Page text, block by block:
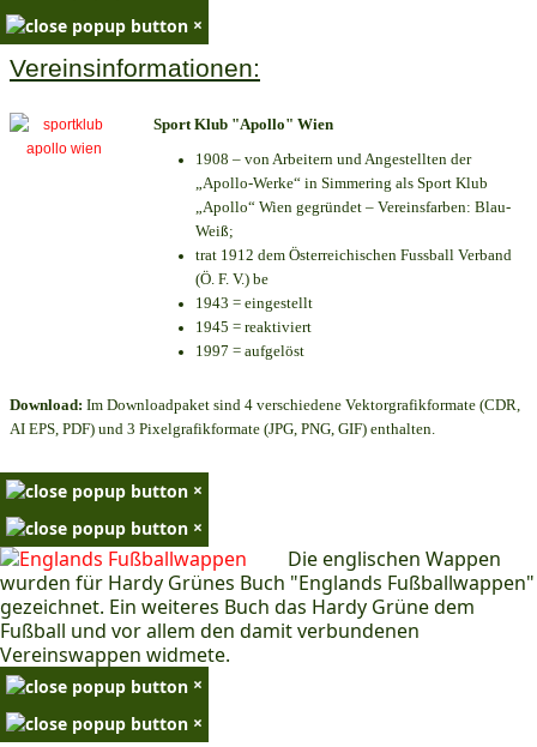
×
Vereinsinformationen:
Sport Klub "Apollo" Wien
1908 – von Arbeitern und Angestellten der
„Apollo-Werke“ in Simmering als Sport Klub
„Apollo“ Wien gegründet – Vereinsfarben: Blau-
Weiß;
trat 1912 dem Österreichischen Fussball Verband
(Ö. F. V.) be
1943 = eingestellt
1945 = reaktiviert
1997 = aufgelöst
Download: Im Downloadpaket sind 4 verschiedene Vektorgrafikformate (CDR,
AI EPS, PDF) und 3 Pixelgrafikformate (JPG, PNG, GIF) enthalten.
×
×
Die englischen Wappen
wurden für Hardy Grünes Buch "Englands Fußballwappen"
gezeichnet. Ein weiteres Buch das Hardy Grüne dem
Fußball und vor allem den damit verbundenen
Vereinswappen widmete.
×
×